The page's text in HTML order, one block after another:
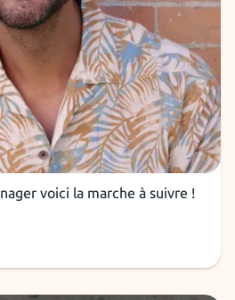
voici la marche à suivre !